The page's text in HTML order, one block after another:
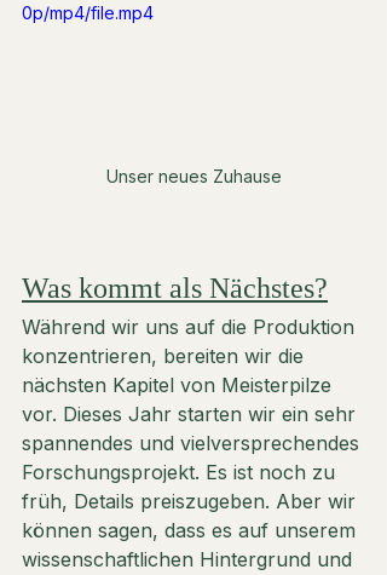
0p/mp4/file.mp4
Unser neues Zuhause
Was kommt als Nächstes?
Während wir uns auf die Produktion
konzentrieren, bereiten wir die
nächsten Kapitel von Meisterpilze
vor. Dieses Jahr starten wir ein sehr
spannendes und vielversprechendes
Forschungsprojekt. Es ist noch zu
früh, Details preiszugeben. Aber wir
können sagen, dass es auf unserem
wissenschaftlichen Hintergrund und